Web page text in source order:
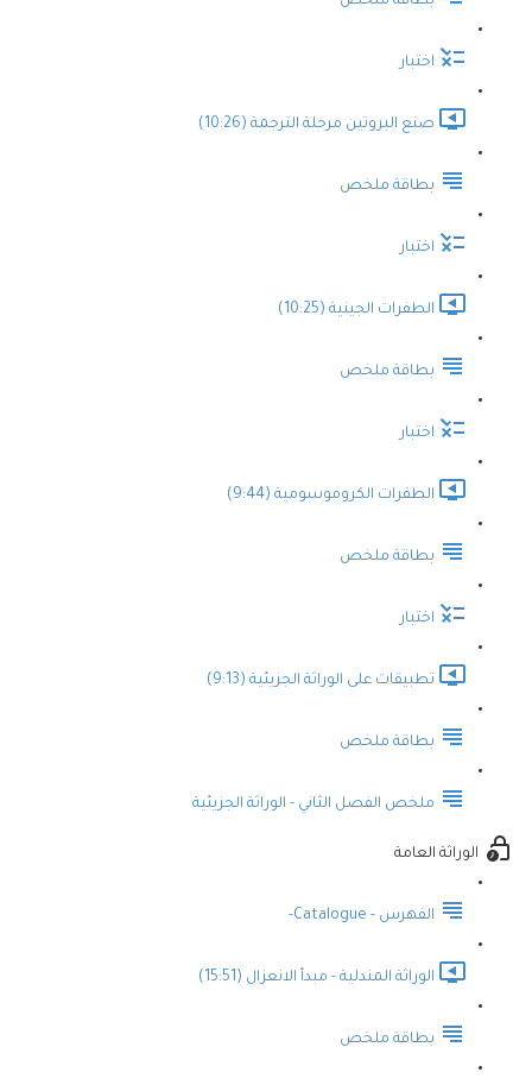
اختبار
صنع البروتين مرحلة الترجمة (10:26)
بطاقة ملخص
اختبار
الطفرات الجينية (10:25)
بطاقة ملخص
اختبار
الطفرات الكروموسومية (9:44)
بطاقة ملخص
اختبار
تطبيقات على الوراثة الجزيئية (9:13)
بطاقة ملخص
ملخص الفصل الثاني - الوراثة الجزيئية
الوراثة العامة
الفهرس - Catalogue-
الوراثة المندلية - مبدأ الانعزال (15:51)
بطاقة ملخص